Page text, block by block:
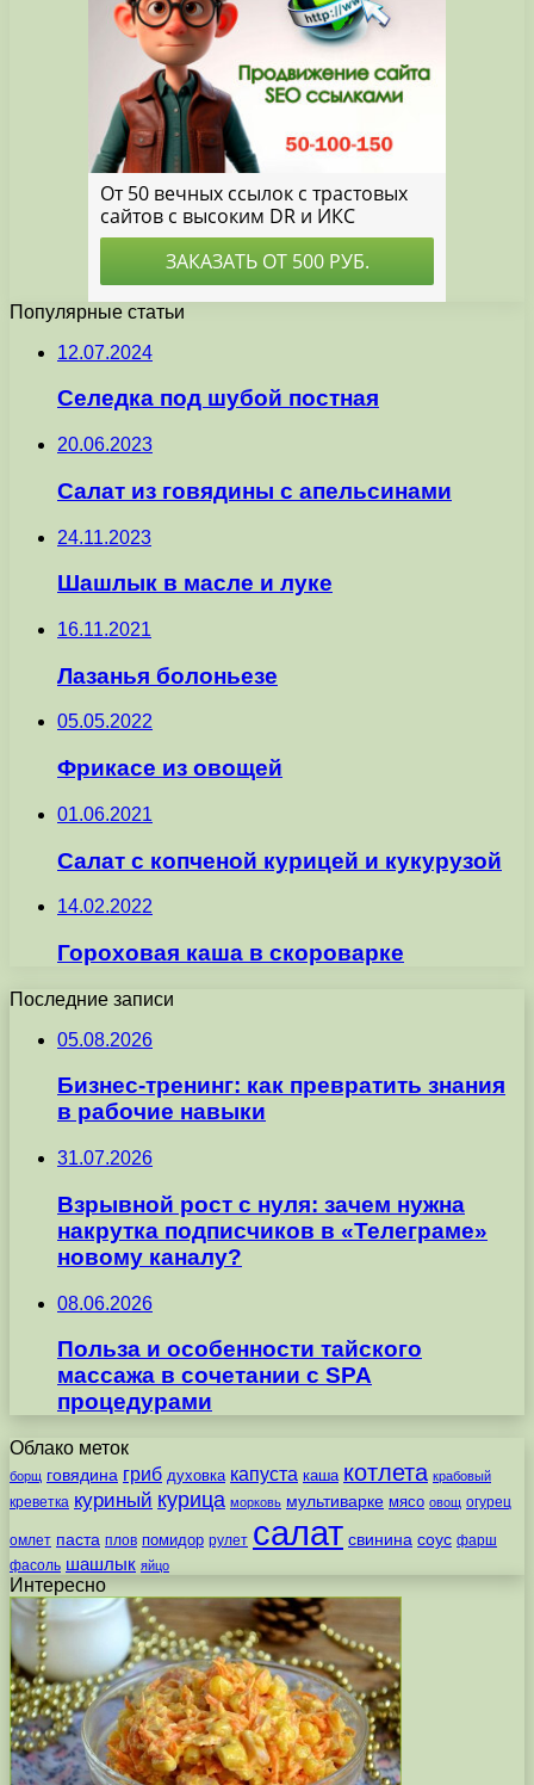
Популярные статьи
12.07.2024
Селедка под шубой постная
20.06.2023
Салат из говядины с апельсинами
24.11.2023
Шашлык в масле и луке
16.11.2021
Лазанья болоньезе
05.05.2022
Фрикасе из овощей
01.06.2021
Салат с копченой курицей и кукурузой
14.02.2022
Гороховая каша в скороварке
Последние записи
05.08.2026
Бизнес-тренинг: как превратить знания
в рабочие навыки
31.07.2026
Взрывной рост с нуля: зачем нужна
накрутка подписчиков в «Телеграме»
новому каналу?
08.06.2026
Польза и особенности тайского
массажа в сочетании с SPA
процедурами
Облако меток
борщ говядина гриб духовка капуста каша котлета крабовый
креветка куриный курица морковь мультиварке мясо овощ огурец
омлет паста плов помидор рулет салат свинина соус фарш
фасоль шашлык яйцо
Интересно